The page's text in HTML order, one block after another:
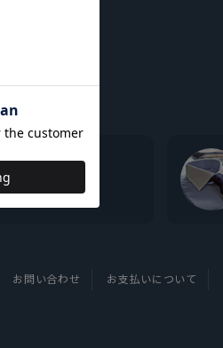
お問い合わせ お支払いについて